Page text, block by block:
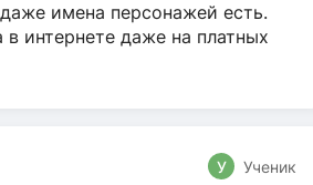
имена персонажей есть.
в интернете даже на платных
У Ученик